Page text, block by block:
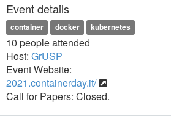
Event details
container docker kubernetes
10 people attended
Host: GrUSP
Event Website:
2021.containerday.it/
Call for Papers: Closed.